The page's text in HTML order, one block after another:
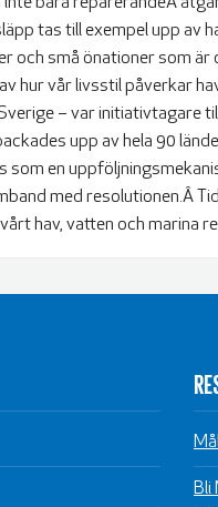
tas till exempel upp av
och små önationer som
hur vår livsstil påverkar
– var initiativtagare
upp av hela 90
som en
med resolutionen.Â
hav, vatten och marina
Bli